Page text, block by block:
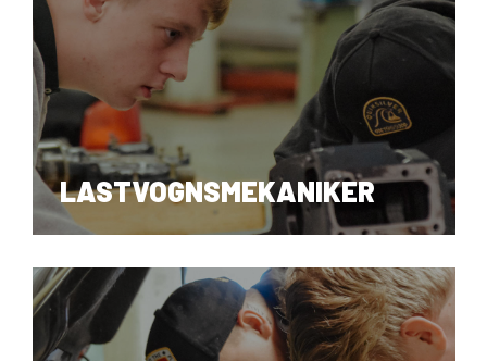
INDUSTRITEKNIKER
LASTVOGNSMEKANIKER